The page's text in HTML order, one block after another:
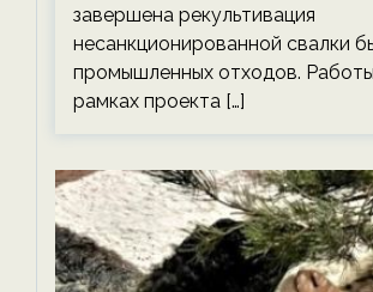
завершена рекультивация
несанкционированной свалки
промышленных отходов.
рамках проекта […]